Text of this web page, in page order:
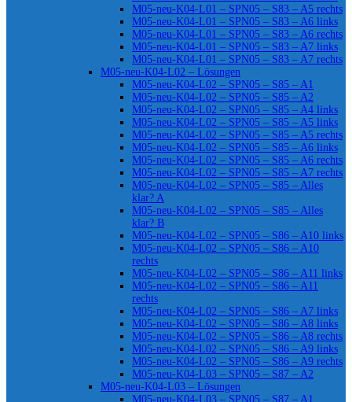
M05-neu-K04-L01 – SPN05 – S83 – A5 rechts
M05-neu-K04-L01 – SPN05 – S83 – A6 links
M05-neu-K04-L01 – SPN05 – S83 – A6 rechts
M05-neu-K04-L01 – SPN05 – S83 – A7 links
M05-neu-K04-L01 – SPN05 – S83 – A7 rechts
M05-neu-K04-L02 – Lösungen
M05-neu-K04-L02 – SPN05 – S85 – A1
M05-neu-K04-L02 – SPN05 – S85 – A2
M05-neu-K04-L02 – SPN05 – S85 – A4 links
M05-neu-K04-L02 – SPN05 – S85 – A5 links
M05-neu-K04-L02 – SPN05 – S85 – A5 rechts
M05-neu-K04-L02 – SPN05 – S85 – A6 links
M05-neu-K04-L02 – SPN05 – S85 – A6 rechts
M05-neu-K04-L02 – SPN05 – S85 – A7 rechts
M05-neu-K04-L02 – SPN05 – S85 – Alles
klar? A
M05-neu-K04-L02 – SPN05 – S85 – Alles
klar? B
M05-neu-K04-L02 – SPN05 – S86 – A10 links
M05-neu-K04-L02 – SPN05 – S86 – A10
rechts
M05-neu-K04-L02 – SPN05 – S86 – A11 links
M05-neu-K04-L02 – SPN05 – S86 – A11
rechts
M05-neu-K04-L02 – SPN05 – S86 – A7 links
M05-neu-K04-L02 – SPN05 – S86 – A8 links
M05-neu-K04-L02 – SPN05 – S86 – A8 rechts
M05-neu-K04-L02 – SPN05 – S86 – A9 links
M05-neu-K04-L02 – SPN05 – S86 – A9 rechts
M05-neu-K04-L03 – SPN05 – S87 – A2
M05-neu-K04-L03 – Lösungen
M05-neu-K04-L03 – SPN05 – S87 – A1